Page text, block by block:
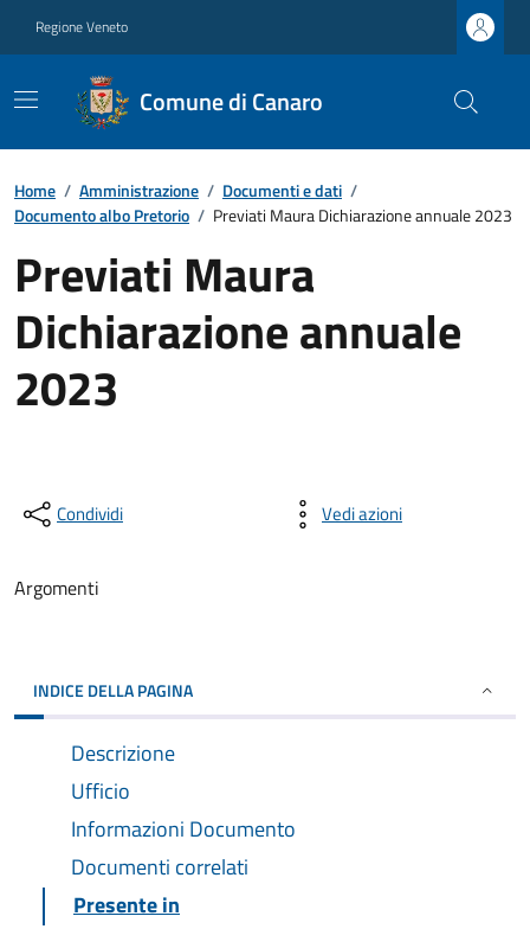
Regione Veneto
Comune di Canaro
Home / Amministrazione / Documenti e dati /
Documento albo Pretorio / Previati Maura Dichiarazione annuale 2023
Previati Maura
Dichiarazione annuale
2023
Condividi Vedi azioni
Argomenti
INDICE DELLA PAGINA
Descrizione
Ufficio
Informazioni Documento
Documenti correlati
Presente in